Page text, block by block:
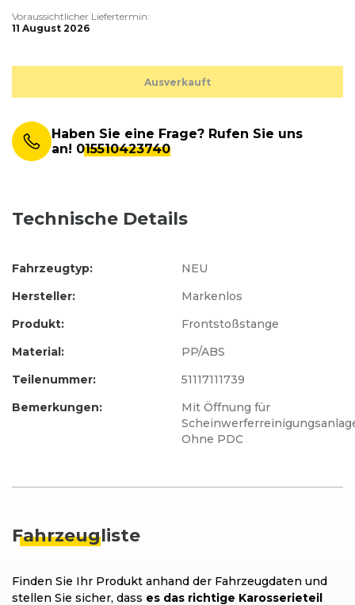
Voraussichtlicher Liefertermin:
11 August 2026
Ausverkauft
Haben Sie eine Frage? Rufen Sie uns
an! 015510423740
Technische Details
Hersteller:
Markenlos
Produkt:
Frontstoßstange
Fahrzeugtyp: NEU
Material:
PP/ABS
Teilenummer:
51117111739
Bemerkungen:
Mit Öffnung für
Ohne PDC
Fahrzeugliste
Finden Sie Ihr Produkt anhand der Fahrzeugdaten und
stellen Sie sicher, dass es das richtige Karosserieteil